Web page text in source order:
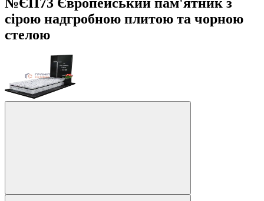
№ЄП73 Європейський пам'ятник з
сірою надгробною плитою та чорною
стелою